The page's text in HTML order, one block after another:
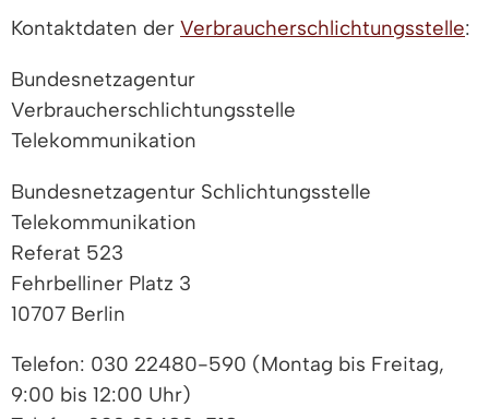
Kontaktdaten der Verbraucherschlichtungsstelle:
Bundesnetzagentur
Verbraucherschlichtungsstelle
Telekommunikation
Bundesnetzagentur Schlichtungsstelle
Telekommunikation
Referat 523
Fehrbelliner Platz 3
10707 Berlin
Telefon: 030 22480-590 (Montag bis Freitag,
9:00 bis 12:00 Uhr)